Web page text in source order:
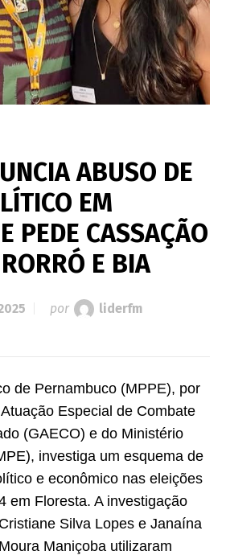
ABUSO DE
EM
PEDE CASSAÇÃO
E BIA
por
liderfm
de Pernambuco (MPPE), por
Especial de Combate
(GAECO) e do Ministério
investiga um esquema de
e econômico nas eleições
em Floresta. A investigação
Silva Lopes e Janaína
Maniçoba utilizaram